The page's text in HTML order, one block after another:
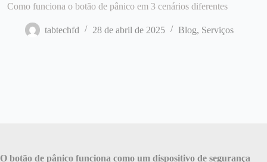
Como funciona o botão de pânico em 3 cenários diferentes
tabtechfd 28 de abril de 2025 Blog, Serviços
O botão de pânico funciona como um dispositivo de segurança